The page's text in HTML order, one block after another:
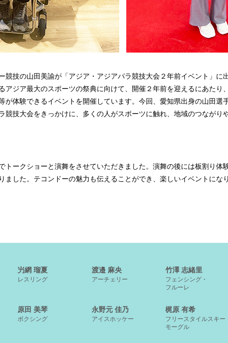
競技の山田美諭が「アジア・アジアパラ競技大会２年前イベント」に
アジア最大のスポーツの祭典に向けて、開催２年前を迎えるにあたり
が体験できるイベントを開催しています。今回、愛知県出身の山田選
競技大会をきっかけに、多くの人がスポーツに触れ、地域のつながり
トークショーと演舞をさせていただきました。演舞の後には板割り
ました。テコンドーの魅力も伝えることができ、楽しいイベントにな
屶網 瑠夏
レスリング
渡邉 麻央
アーチェリー
竹澤 志緒里
フェンシング・
フルーレ
原田 美琴
ボクシング
永野元 佳乃
アイスホッケー
梶原 有希
フリースタイルスキー
モーグル